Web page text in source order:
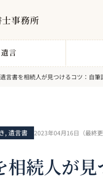
事務所
言
遺言書を相続人が見つけるコツ：自
, 遺言書 2023年04月16日 （最終
相続人が